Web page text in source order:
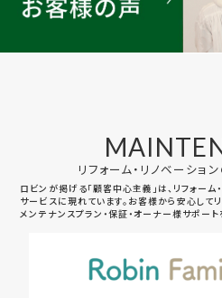
リフォーム・リノベーショ
ロビンが掲げる「顧客中心主義」は、リフォーム
サービスに現れています。お客様から安心して
メンテナンスプラン・保証・オーナー様サポート